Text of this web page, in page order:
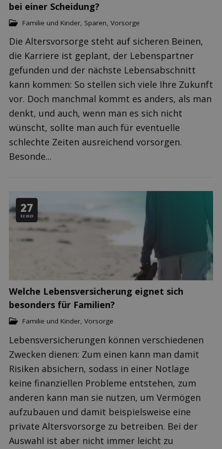
bei einer Scheidung?
Familie und Kinder Sparen Vorsorge
Die Altersvorsorge steht auf sicheren Beinen,
die Karriere ist geplant, der Lebenspartner
gefunden und der nächste Lebensabschnitt
kann kommen: So stellen sich viele Ihre Zukunft
vor. Doch manchmal kommt es anders, als man
denkt, und auch, wenn man es sich nicht
wünscht, sollte man auch für eventuelle
schlechte Zeiten ausreichend vorsorgen.
Besonde...
27
02.2023
Welche Lebensversicherung eignet sich
besonders für Familien?
Familie und Kinder, Vorsorge
Lebensversicherungen können verschiedenen
Zwecken dienen: Zum einen kann man damit
Risiken absichern, sodass in einer Notlage
keine finanziellen Probleme entstehen, zum
anderen kann man sie nutzen, um Vermögen
aufzubauen und damit beispielsweise eine
private Altersvorsorge zu betreiben. Bei der
Auswahl ist aber nicht immer leicht zu